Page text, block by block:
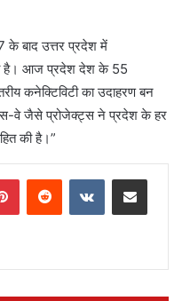
के बाद उत्तर प्रदेश में
है। आज प्रदेश देश के 55
कनेक्टिविटी का उदाहरण बन
वे जैसे प्रोजेक्ट्स ने प्रदेश के हर
की है।”
PinterestReddit VKontakteShare via Email